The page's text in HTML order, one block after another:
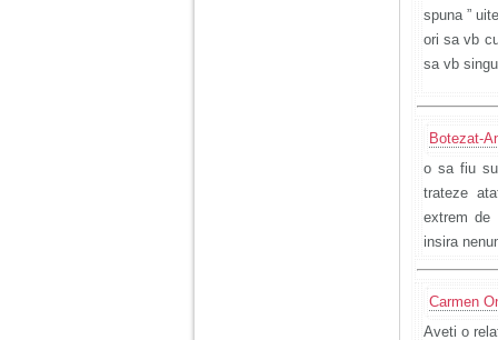
spuna ”
ori sa vb
sa vb
Botezat-
o sa fiu
trateze
extrem de
insira
Carmen
Aveti o